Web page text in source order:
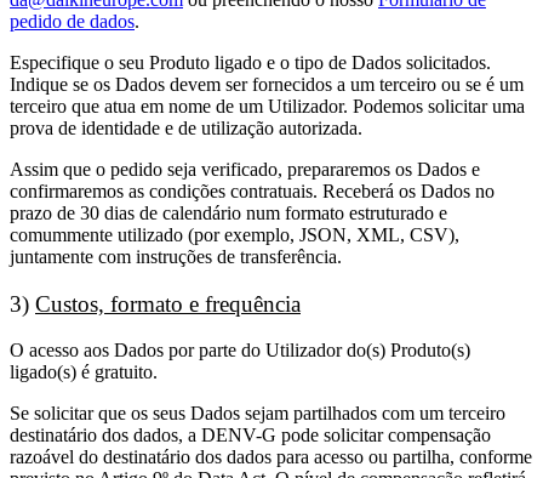
pedido de dados.
Especifique o seu Produto ligado e o tipo de Dados solicitados.
Indique se os Dados devem ser fornecidos a um terceiro ou se é um
terceiro que atua em nome de um Utilizador. Podemos solicitar uma
prova de identidade e de utilização autorizada.
Assim que o pedido seja verificado, prepararemos os Dados e
confirmaremos as condições contratuais. Receberá os Dados no
prazo de 30 dias de calendário num formato estruturado e
comummente utilizado (por exemplo, JSON, XML, CSV),
juntamente com instruções de transferência.
3) Custos, formato e frequência
O acesso aos Dados por parte do Utilizador do(s) Produto(s)
ligado(s) é gratuito.
Se solicitar que os seus Dados sejam partilhados com um terceiro
destinatário dos dados, a DENV-G pode solicitar compensação
razoável do destinatário dos dados para acesso ou partilha, conforme